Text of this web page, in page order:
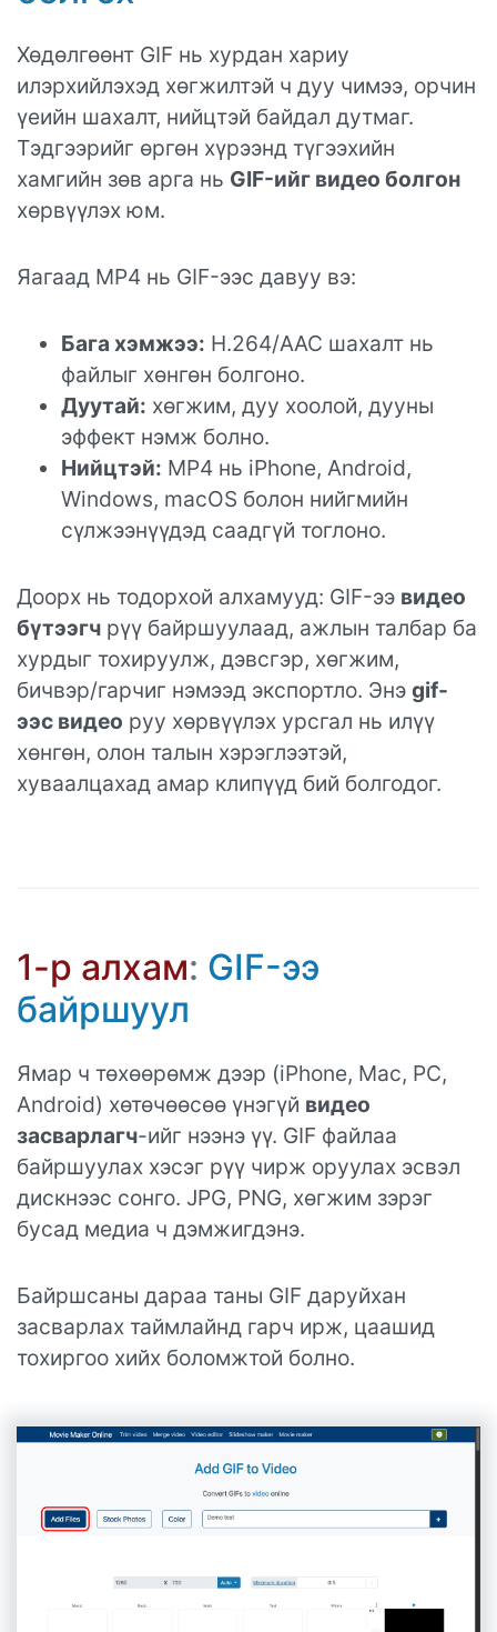
Хөдөлгөөнт GIF нь хурдан хариу
илэрхийлэхэд хөгжилтэй ч дуу чимээ, орчин
үеийн шахалт, нийцтэй байдал дутмаг.
Тэдгээрийг өргөн хүрээнд түгээхийн
хамгийн зөв арга нь GIF-ийг видео болгон
хөрвүүлэх юм.
Яагаад MP4 нь GIF-ээс давуу вэ:
Бага хэмжээ: H.264/AAC шахалт нь
файлыг хөнгөн болгоно.
Дуутай: хөгжим, дуу хоолой, дууны
эффект нэмж болно.
Нийцтэй: MP4 нь iPhone, Android,
Windows, macOS болон нийгмийн
сүлжээнүүдэд саадгүй тоглоно.
Доорх нь тодорхой алхамууд: GIF-ээ видео
бүтээгч рүү байршуулаад, ажлын талбар ба
хурдыг тохируулж, дэвсгэр, хөгжим,
бичвэр/гарчиг нэмээд экспортло. Энэ gif-
ээс видео руу хөрвүүлэх урсгал нь илүү
хөнгөн, олон талын хэрэглээтэй,
хуваалцахад амар клипүүд бий болгодог.
1-р алхам: GIF-ээ
байршуул
Ямар ч төхөөрөмж дээр (iPhone, Mac, PC,
Android) хөтөчөөсөө үнэгүй видео
засварлагч-ийг нээнэ үү. GIF файлаа
байршуулах хэсэг рүү чирж оруулах эсвэл
дискнээс сонго. JPG, PNG, хөгжим зэрэг
бусад медиа ч дэмжигдэнэ.
Байршсаны дараа таны GIF даруйхан
засварлах таймлайнд гарч ирж, цаашид
тохиргоо хийх боломжтой болно.